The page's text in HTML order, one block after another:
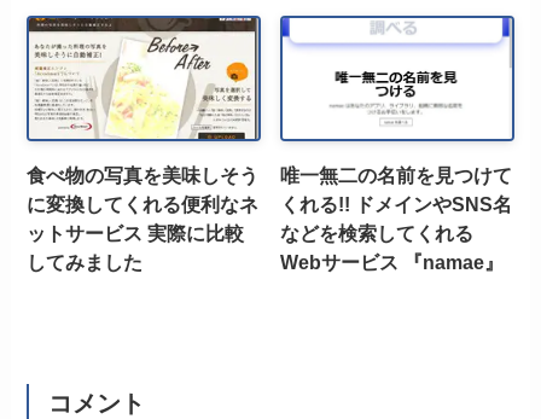
食べ物の写真を美味しそう
に変換してくれる便利なネ
ットサービス 実際に比較
してみました
唯一無二の名前を見つけて
くれる!! ドメインやSNS名
などを検索してくれる
Webサービス 『namae』
コメント